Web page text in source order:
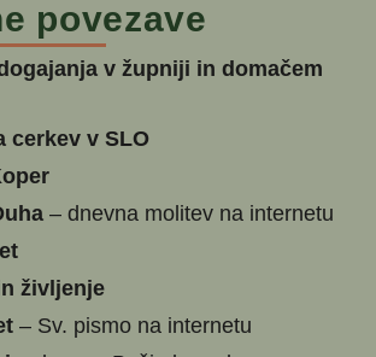
povezave
v župniji in domačem
cerkev v SLO
– dnevna molitev na internetu
življenje
– Sv. pismo na internetu